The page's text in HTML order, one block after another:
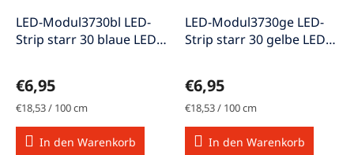
LED-Modul3730bl LED-
Strip starr 30 blaue LEDs
€6,95
Verkaufspreis:
€18,53 / 100 cm
In den Warenkorb
LED-Modul3730ge LED-
Strip starr 30 gelbe LEDs
€6,95
Verkaufspreis:
€18,53 / 100 cm
In den Warenkorb